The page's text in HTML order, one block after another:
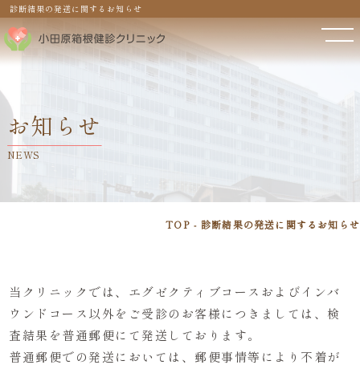
診断結果の発送に関するお知らせ
お知らせ
NEWS
TOP 診断結果の発送に関するお知らせ
当クリニックでは、エグゼクティブコースおよびインバ
ウンドコース以外をご受診のお客様につきましては、検
査結果を普通郵便にて発送しております。
普通郵便での発送においては、郵便事情等により不着が